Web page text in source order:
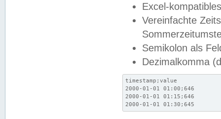
Excel-
Vereinfachte
Semikolon als
Dezimalkomma
timestamp;value
2000-01-01 01:00;646
2000-01-01 01:15;646
2000-01-01 01:30;645